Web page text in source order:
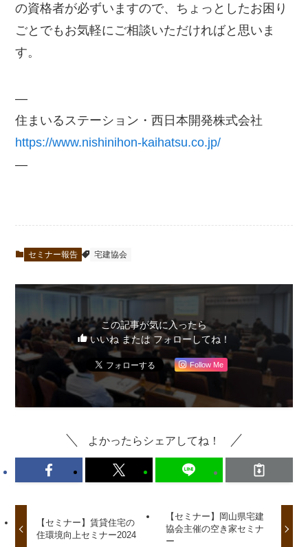
の資格者が必ずいますので、ちょっとしたお困り
ごとでもお気軽にご相談いただければと思いま
す。
—
住まいるステーション・西日本開発株式会社
https://www.nishinihon-kaihatsu.co.jp/
—
セミナー報告 宅建協会
この記事が気に入ったら
いいね または フォローしてね！
Follow Me
よかったらシェアしてね！
【セミナー】賃貸住宅の
住環境向上セミナー2024
【セミナー】岡山県宅建
協会主催の空き家セミナ
ー